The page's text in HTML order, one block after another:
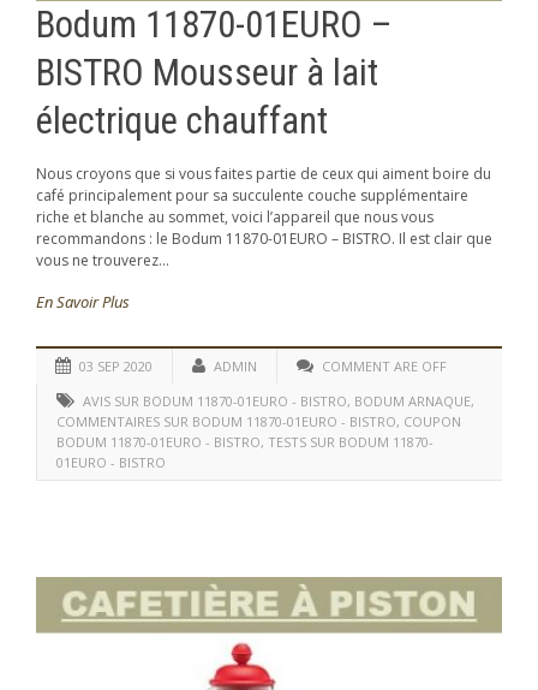
Bodum 11870-01EURO –
BISTRO Mousseur à lait
électrique chauffant
Nous croyons que si vous faites partie de ceux qui aiment boire du
café principalement pour sa succulente couche supplémentaire
riche et blanche au sommet, voici l’appareil que nous vous
recommandons : le Bodum 11870-01EURO – BISTRO. Il est clair que
vous ne trouverez...
En Savoir Plus
03 SEP 2020 ADMIN
COMMENT ARE OFF
AVIS SUR BODUM 11870-01EURO - BISTRO, BODUM ARNAQUE,
COMMENTAIRES SUR BODUM 11870-01EURO - BISTRO, COUPON
BODUM 11870-01EURO - BISTRO, TESTS SUR BODUM 11870-
01EURO - BISTRO